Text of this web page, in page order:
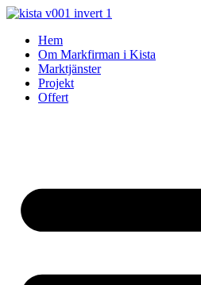
Skip
contentHem
Om Markfirman i Kista
Marktjänster
Projekt
Offert